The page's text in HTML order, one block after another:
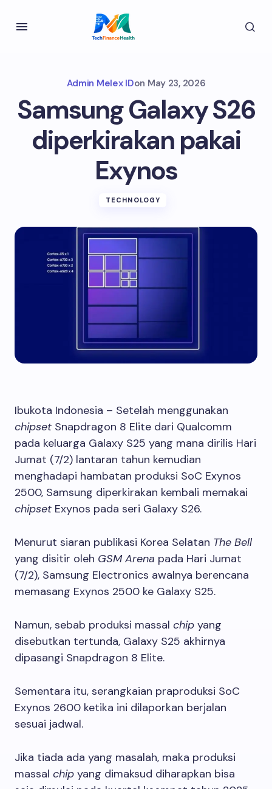
Admin Melex IDon May 23, 2026
Samsung Galaxy S26
diperkirakan pakai
Exynos
TECHNOLOGY
Ibukota Indonesia – Setelah menggunakan
chipset Snapdragon 8 Elite dari Qualcomm
pada keluarga Galaxy S25 yang mana dirilis Hari
Jumat (7/2) lantaran tahun kemudian
menghadapi hambatan produksi SoC Exynos
2500, Samsung diperkirakan kembali memakai
chipset Exynos pada seri Galaxy S26.
Menurut siaran publikasi Korea Selatan The Bell
yang disitir oleh GSM Arena pada Hari Jumat
(7/2), Samsung Electronics awalnya berencana
memasang Exynos 2500 ke Galaxy S25.
Namun, sebab produksi massal chip yang
disebutkan tertunda, Galaxy S25 akhirnya
dipasangi Snapdragon 8 Elite.
Sementara itu, serangkaian praproduksi SoC
Exynos 2600 ketika ini dilaporkan berjalan
sesuai jadwal.
Jika tiada ada yang masalah, maka produksi
massal chip yang dimaksud diharapkan bisa